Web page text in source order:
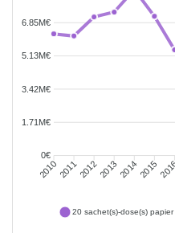
6.85M€
5.13M€
3.42M€
1.71M€
0€
201020112012201320142015
20 sachet(s)-dose(s)